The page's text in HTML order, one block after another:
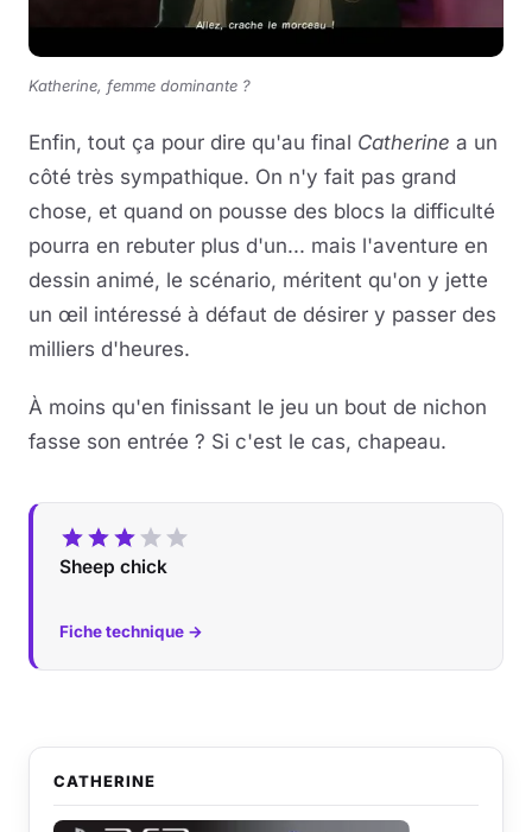
Katherine, femme dominante ?
Enfin, tout ça pour dire qu'au final Catherine a un
côté très sympathique. On n'y fait pas grand
chose, et quand on pousse des blocs la difficulté
pourra en rebuter plus d'un... mais l'aventure en
dessin animé, le scénario, méritent qu'on y jette
un œil intéressé à défaut de désirer y passer des
milliers d'heures.
À moins qu'en finissant le jeu un bout de nichon
fasse son entrée ? Si c'est le cas, chapeau.
Sheep chick
Fiche technique →
CATHERINE